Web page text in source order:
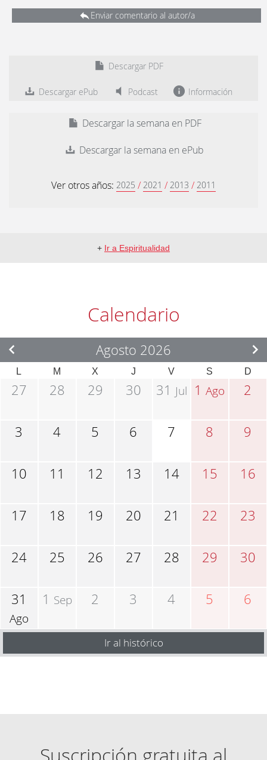
Enviar comentario al autor/a
Descargar PDF
Descargar ePub Podcast Información
Descargar la semana en PDF
Descargar la semana en ePub
Ver otros años: 2025 / 2021 / 2013 / 2011
+ Ir a Espiritualidad
Calendario
Agosto 2026
L M X J V S D
27 28 29 30 31 Jul 1Ago 2
3 4 5 6 7 8 9
10 11 12 13 14 15 16
17 18 19 20 21 22 23
24 25 26 27 28 29 30
31
Ago
1 Sep 2 3 4 5 6
Ir al histórico